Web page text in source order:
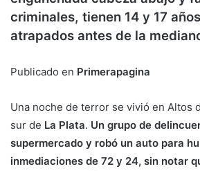
criminales, tienen 14 y 17
atrapados antes de la
Publicado en Primerapagina
Una noche de terror se vivió en Altos
sur de La Plata. Un grupo de
supermercado y robó un auto para
inmediaciones de 72 y 24, sin notar